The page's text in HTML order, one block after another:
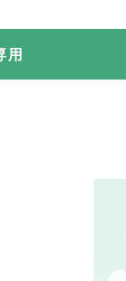
用